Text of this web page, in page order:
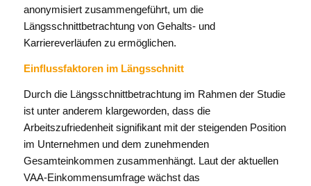
anonymisiert zusammengeführt, um die
Längsschnittbetrachtung von Gehalts- und
Karriereverläufen zu ermöglichen.
Einflussfaktoren im Längsschnitt
Durch die Längsschnittbetrachtung im Rahmen der Studie
ist unter anderem klargeworden, dass die
Arbeitszufriedenheit signifikant mit der steigenden Position
im Unternehmen und dem zunehmenden
Gesamteinkommen zusammenhängt. Laut der aktuellen
VAA-Einkommensumfrage wächst das